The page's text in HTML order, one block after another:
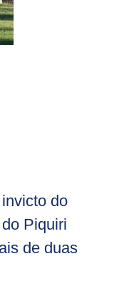
do
Piquiri
de duas